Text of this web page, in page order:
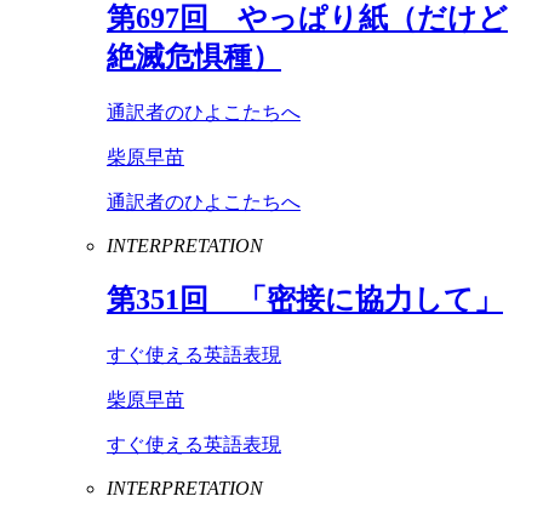
第697回 やっぱり紙（だけど
絶滅危惧種）
通訳者のひよこたちへ
柴原早苗
通訳者のひよこたちへ
INTERPRETATION
第351回 「密接に協力して」
すぐ使える英語表現
柴原早苗
すぐ使える英語表現
INTERPRETATION